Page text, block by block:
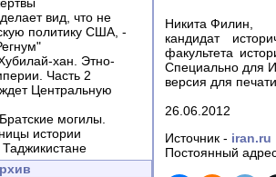
вид, что не
политику США, -
хан. Этно-
Часть 2
Центральную
могилы.
истории
Никита Филин,
кандидат
факультета
Специально для
версия для печати
26.06.2012
Источник - iran.ru
Постоянный